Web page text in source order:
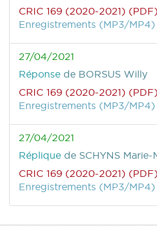
CRIC 169 (2020-2021) (PDF)
Enregistrements (MP3/MP4)
27/04/2021
Réponse de BORSUS Willy
CRIC 169 (2020-2021) (PDF)
Enregistrements (MP3/MP4)
27/04/2021
Réplique de SCHYNS Marie-
CRIC 169 (2020-2021) (PDF)
Enregistrements (MP3/MP4)